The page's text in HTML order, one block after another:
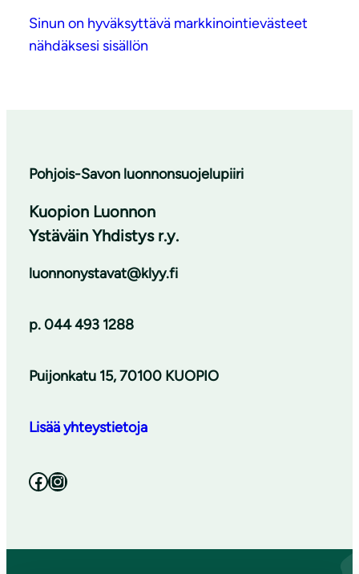
Sinun on hyväksyttävä markkinointievästeet
nähdäksesi sisällön
Pohjois-Savon luonnonsuojelupiiri
Kuopion Luonnon
Ystäväin Yhdistys r.y.
luonnonystavat@klyy.fi
p. 044 493 1288
Puijonkatu 15, 70100 KUOPIO
Lisää yhteystietoja
Facebook Instagram